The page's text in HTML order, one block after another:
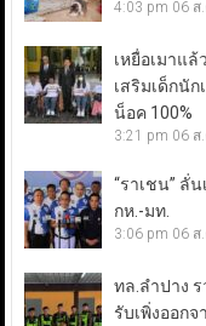
4:03 pm 06 ส
เหยื่อเมาแ
เสริมเด็กนั
น็อค 100%
3:21 pm 06 ส
“ราเชน” ลั่
กห.-มท.
3:06 pm 06 ส
ทล.ลำปาง
รับเพิ่งออกจ